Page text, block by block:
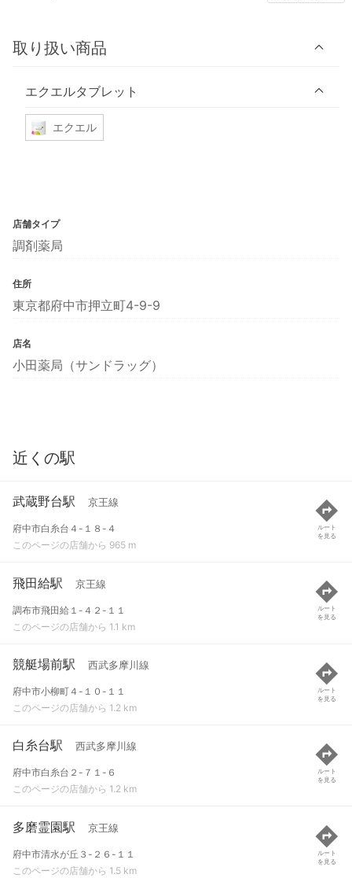
取り扱い商品
エクエルタブレット
エクエル
店舗タイプ
調剤薬局
住所
東京都府中市押立町4-9-9
店名
小田薬局（サンドラッグ）
近くの駅
武蔵野台駅 京王線
府中市白糸台４-１８-４
このページの店舗から 965 m
ルート
を見る
飛田給駅 京王線
調布市飛田給１-４２-１１
このページの店舗から 1.1 km
ルート
を見る
競艇場前駅 西武多摩川線
府中市小柳町４-１０-１１
このページの店舗から 1.2 km
ルート
を見る
白糸台駅 西武多摩川線
府中市白糸台２-７１-６
このページの店舗から 1.2 km
ルート
を見る
多磨霊園駅 京王線
府中市清水が丘３-２６-１１
このページの店舗から 1.5 km
ルート
を見る